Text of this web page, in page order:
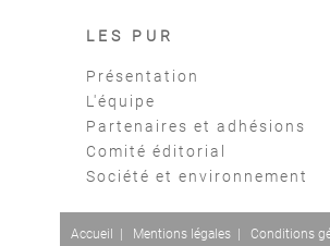
LES PUR
Présentation
L'équipe
Partenaires et adhésions
Comité éditorial
Société et environnement
Accueil Mentions légales Conditions